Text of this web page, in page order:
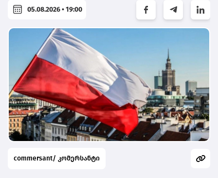
05.08.2026 • 19:00
commersant/ კომერსანტი